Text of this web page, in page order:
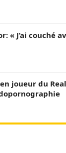
« J’ai couché
joueur du